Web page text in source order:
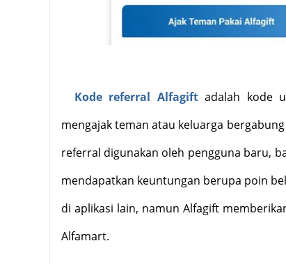
Kode referral Alfagiftadalah kode
mengajak teman atau keluarga
referral digunakan oleh pengguna baru,
mendapatkan keuntungan berupa poin
di aplikasi lain, namun Alfagift
Alfamart.